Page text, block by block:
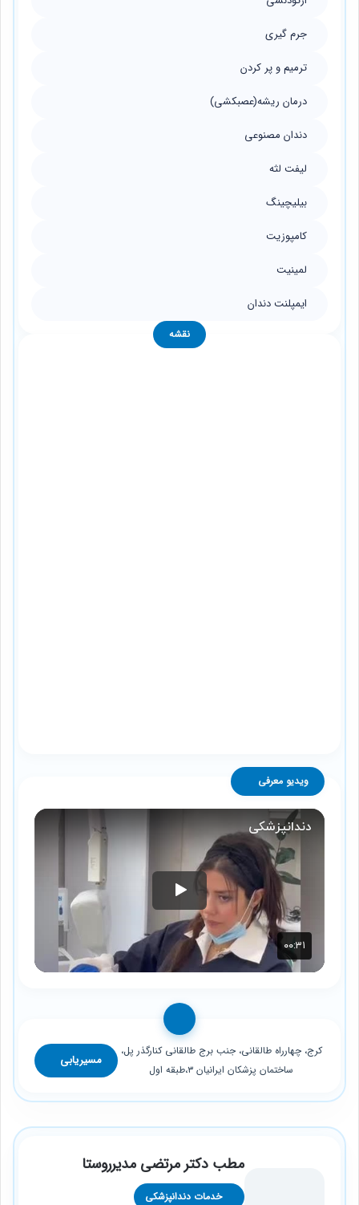
جرم گیری
ترمیم و پر کردن
درمان ریشه(عصبکشی)
دندان مصنوعی
لیفت لثه
بیلیچینگ
کامپوزیت
لمینیت
ایمپلنت دندان
نقشه
ویدیو معرفی
کرج، چهارراه طالقانی، جنب برج طالقانی کنارگذر پل،
ساختمان پزشکان ایرانیان ۳،طبقه اول
مسیریابی
مطب دکتر مرتضی مدیرروستا
خدمات دندانپزشکی